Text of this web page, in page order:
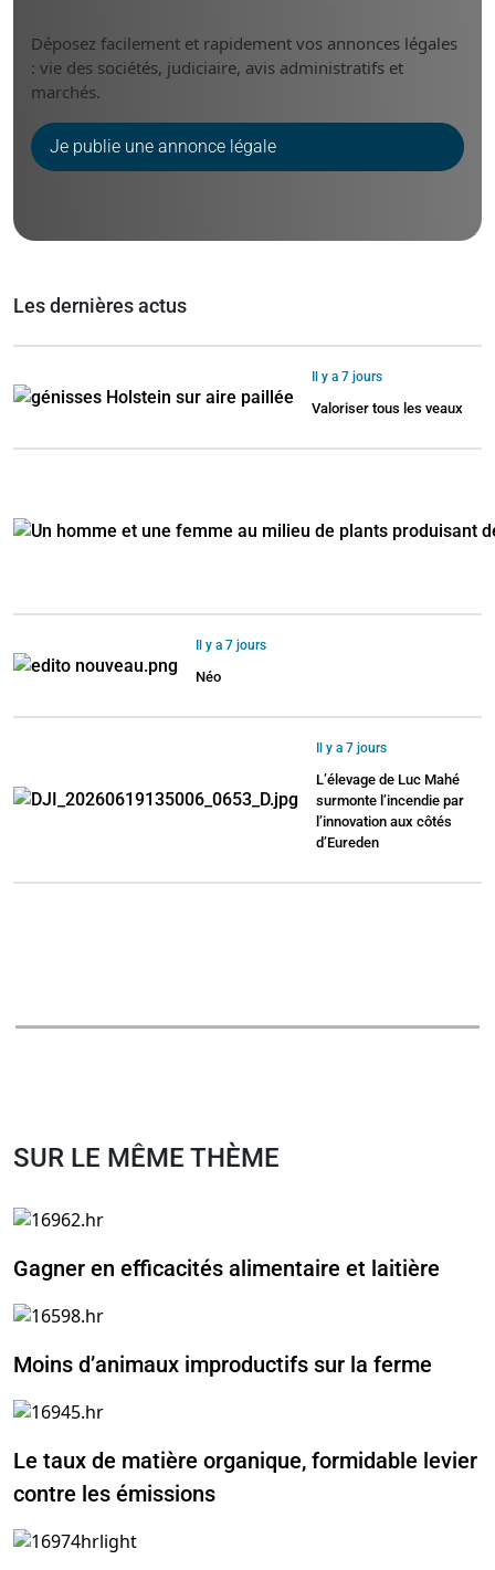
Déposez facilement et rapidement vos annonces légales
: vie des sociétés, judiciaire, avis administratifs et
marchés.
Je publie une annonce légale
Les dernières actus
Il y a 7 jours
Valoriser tous les veaux
Il y a 7 jours
Néo
Il y a 7 jours
L’élevage de Luc Mahé
surmonte l’incendie par
l’innovation aux côtés
d’Eureden
SUR LE MÊME THÈME
Gagner en efficacités alimentaire et laitière
Moins d’animaux improductifs sur la ferme
Le taux de matière organique, formidable levier
contre les émissions